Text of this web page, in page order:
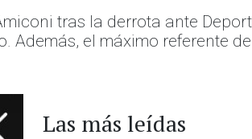
tras la derrota ante
Además, el máximo referente
Las más leídas